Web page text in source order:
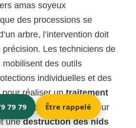
amas soyeux
des processions se
arbre, l’intervention doit
Les techniciens de
mobilisent des outils
individuelles et des
pour réaliser untraitement
processionnaire. Leur
unedestruction des nids